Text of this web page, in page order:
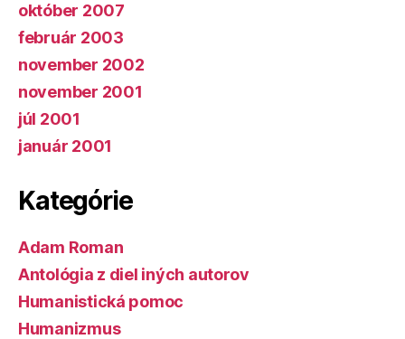
október 2007
február 2003
november 2002
november 2001
júl 2001
január 2001
Kategórie
Adam Roman
Antológia z diel iných autorov
Humanistická pomoc
Humanizmus